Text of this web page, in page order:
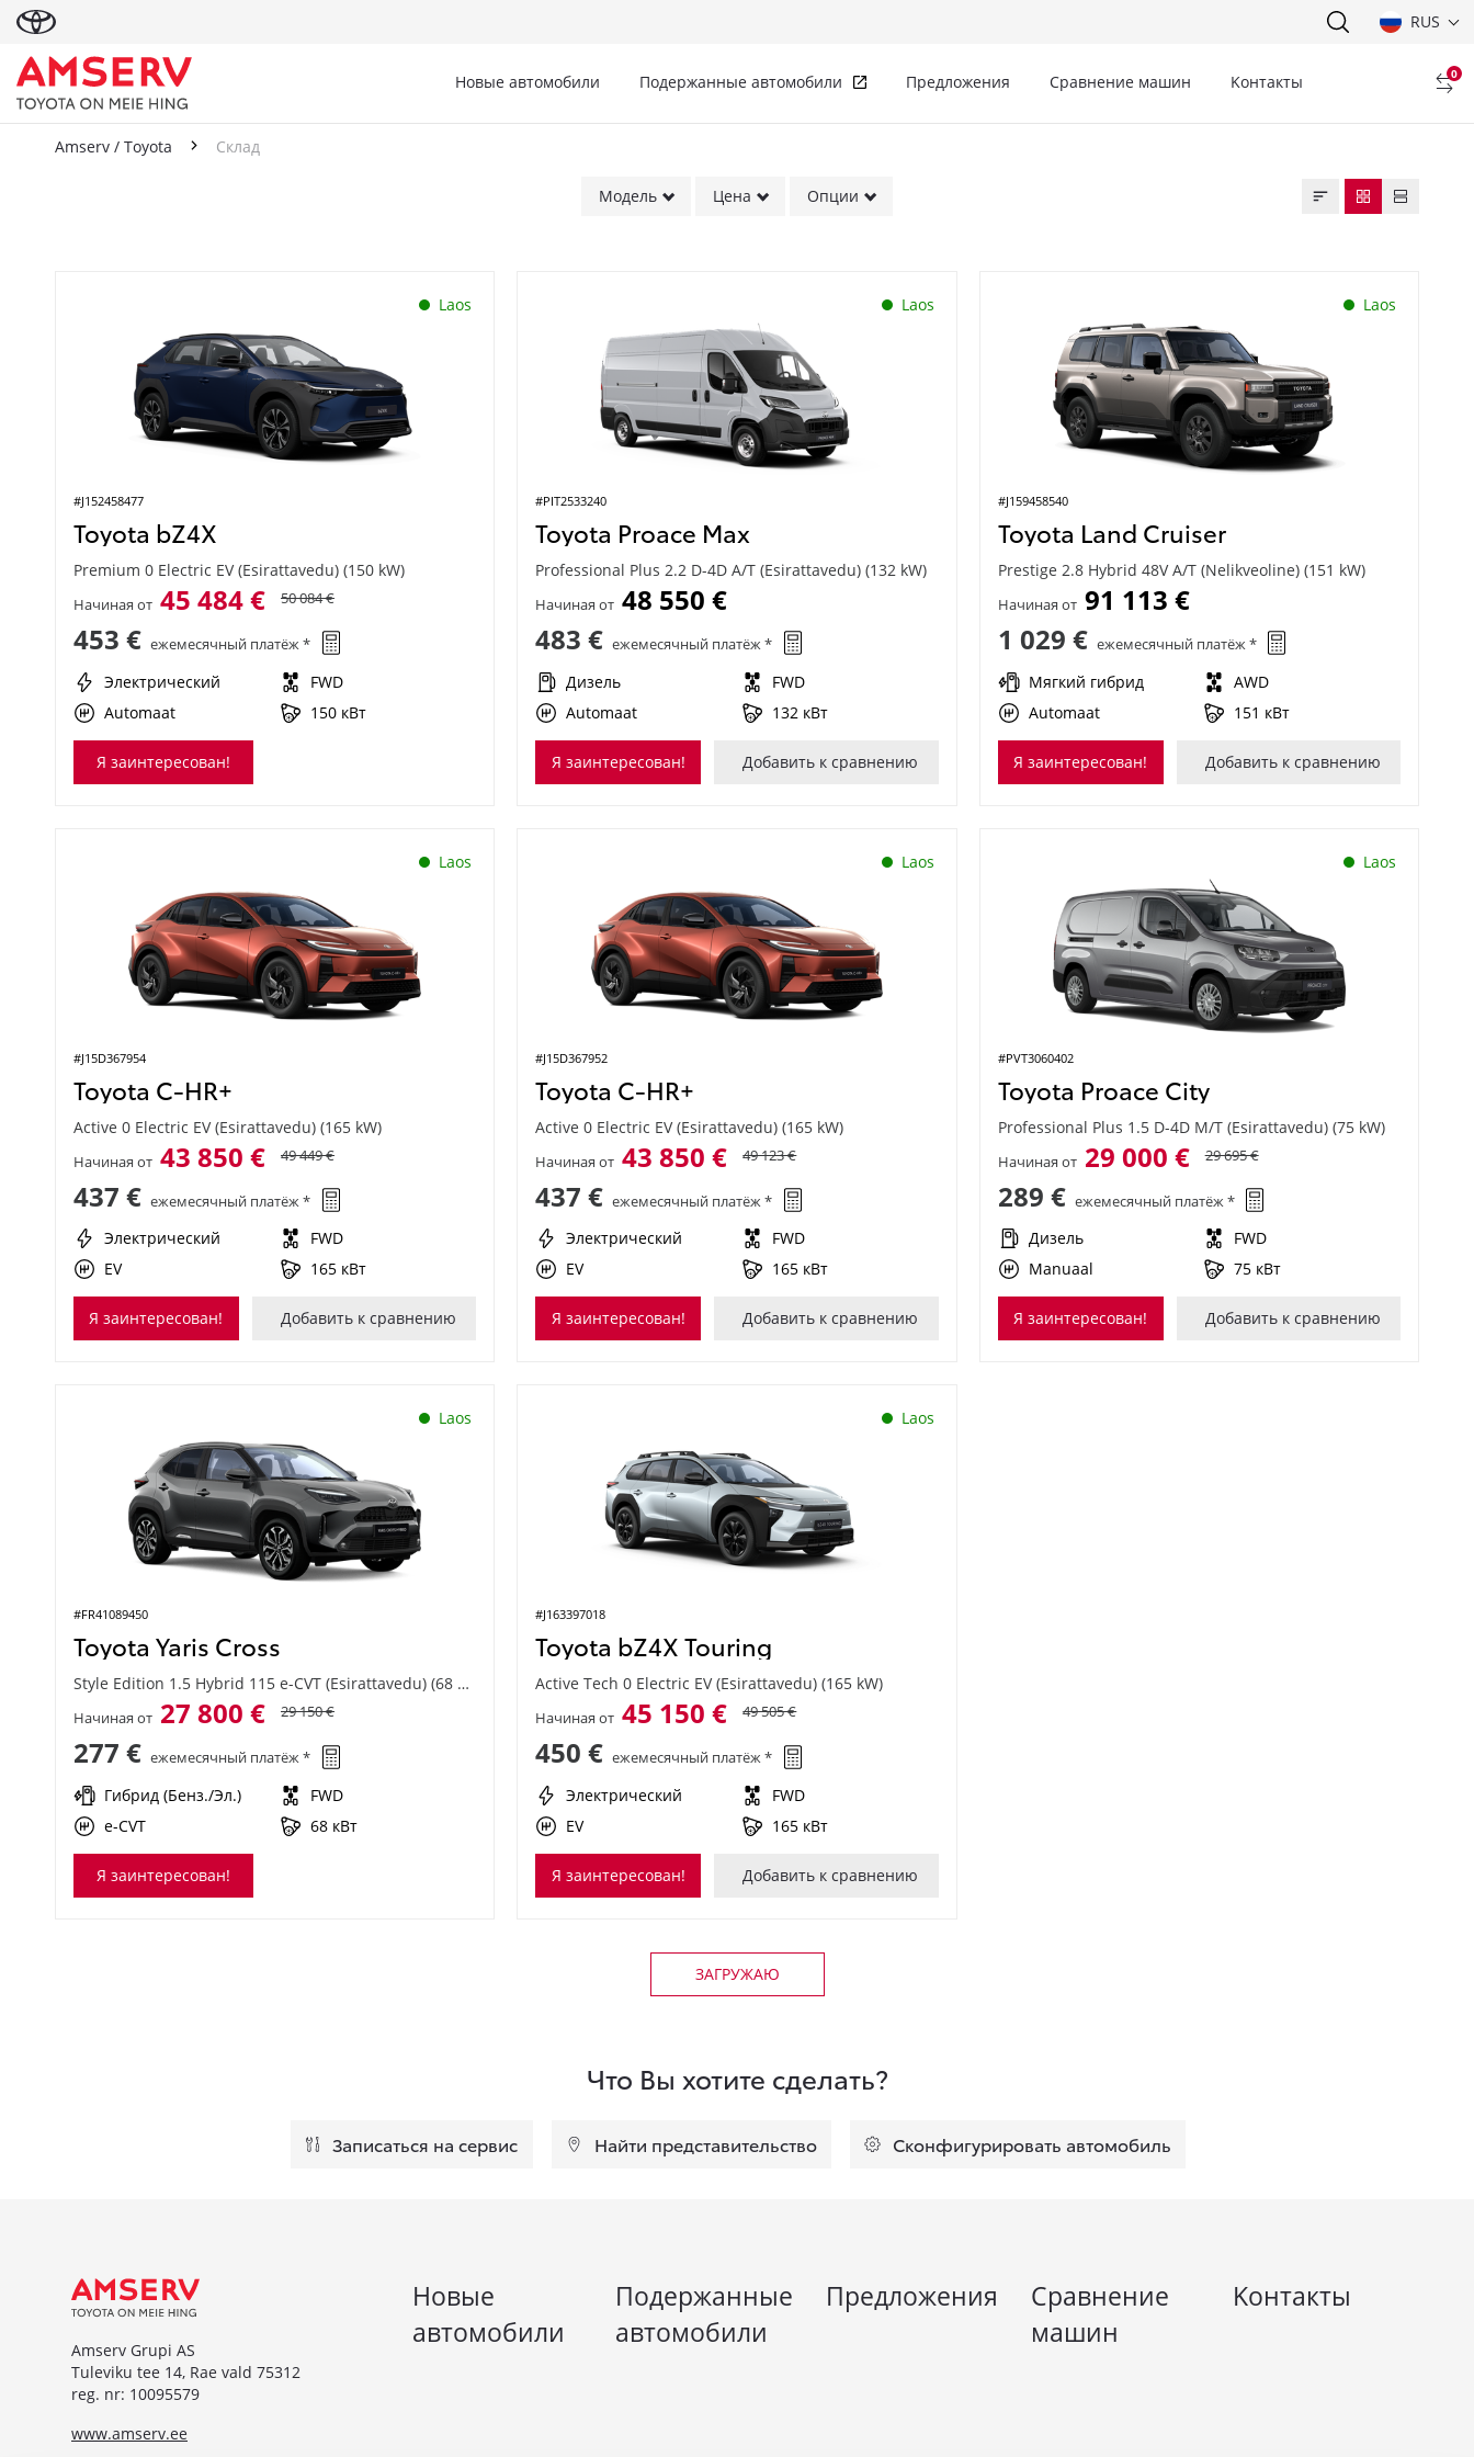
RUS
0
Новые автомобили Подержанные автомобили Предложения Сравнение машин Kонтакты
Amserv / Toyota Склад
Модель Цена Опции
Laos
#J152458477
Toyota bZ4X
Premium 0 Electric EV (Esirattavedu) (150 kW)
Начиная от 45 484 € 50 084 €
453 € ежемесячный платёж *
Электрический
FWD
Automaat
150 кВт
Я заинтересован!
Laos
#PIT2533240
Toyota Proace Max
Professional Plus 2.2 D-4D A/T (Esirattavedu) (132 kW)
Начиная от 48 550 €
483 € ежемесячный платёж *
Дизель
FWD
Automaat
132 кВт
Я заинтересован! Добавить к сравнению
Laos
#J159458540
Toyota Land Cruiser
Prestige 2.8 Hybrid 48V A/T (Nelikveoline) (151 kW)
Начиная от 91 113 €
1 029 € ежемесячный платёж *
Мягкий гибрид
AWD
Automaat
151 кВт
Я заинтересован! Добавить к сравнению
Laos
#J15D367954
Toyota C-HR+
Active 0 Electric EV (Esirattavedu) (165 kW)
Начиная от 43 850 € 49 449 €
437 € ежемесячный платёж *
Электрический
FWD
EV
165 кВт
Я заинтересован! Добавить к сравнению
Laos
#J15D367952
Toyota C-HR+
Active 0 Electric EV (Esirattavedu) (165 kW)
Начиная от 43 850 € 49 123 €
437 € ежемесячный платёж *
Электрический
FWD
EV
165 кВт
Я заинтересован! Добавить к сравнению
Laos
#PVT3060402
Toyota Proace City
Professional Plus 1.5 D-4D M/T (Esirattavedu) (75 kW)
Начиная от 29 000 € 29 695 €
289 € ежемесячный платёж *
Дизель
FWD
Manuaal
75 кВт
Я заинтересован! Добавить к сравнению
Laos
#FR41089450
Toyota Yaris Cross
Style Edition 1.5 Hybrid 115 e-CVT (Esirattavedu) (68 kW)
Начиная от 27 800 € 29 150 €
277 € ежемесячный платёж *
Гибрид (Бенз./Эл.)
FWD
e-CVT
68 кВт
Я заинтересован!
Laos
#J163397018
Toyota bZ4X Touring
Active Tech 0 Electric EV (Esirattavedu) (165 kW)
Начиная от 45 150 € 49 505 €
450 € ежемесячный платёж *
Электрический
FWD
EV
165 кВт
Я заинтересован! Добавить к сравнению
ЗАГРУЖАЮ
Что Вы хотите сделать?
Записаться на сервис Найти представительство Сконфигурировать автомобиль
Amserv Grupi AS
Tuleviku tee 14, Rae vald 75312
reg. nr: 10095579
www.amserv.ee
Новые
автомобили
Подержанные
автомобили
Предложения
Сравнение
машин
Kонтакты